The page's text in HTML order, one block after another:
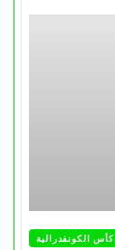
كأس الكونفدرالية